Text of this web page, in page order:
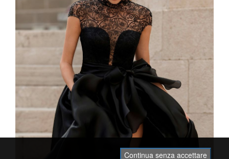
Continua senza accettare